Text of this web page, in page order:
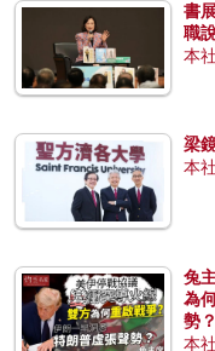
書
職
本
梁
本
兔
為
勢？
本